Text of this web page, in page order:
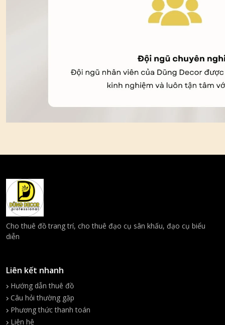
Cho thuê đồ trang trí, cho thuê đạo cụ sân khấu, đạo cụ biểu
diễn
Liên kết nhanh
Hướng dẫn thuê đồ
Câu hỏi thường gặp
Phương thức thanh toán
Liên hệ